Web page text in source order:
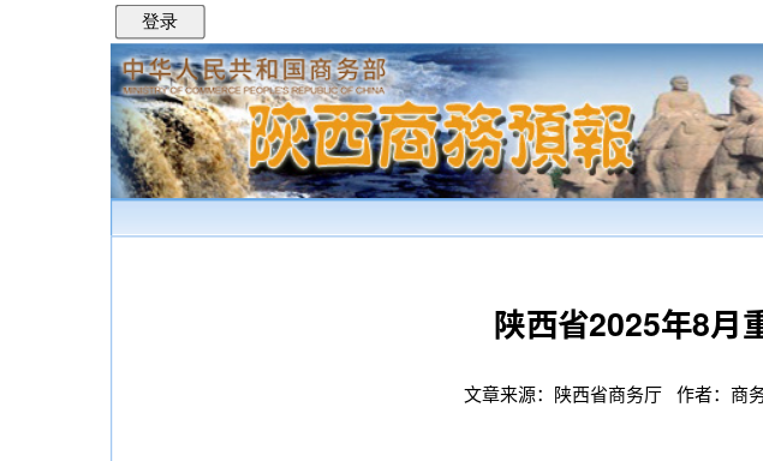
登录
陕西省2025年8月
文章来源：陕西省商务厅 作者：商